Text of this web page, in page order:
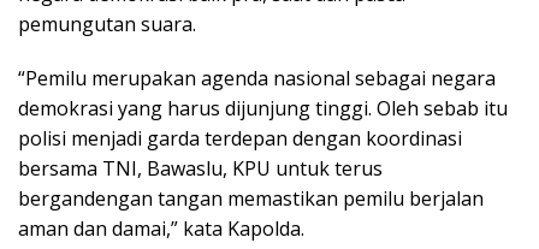
pemungutan suara.
“Pemilu merupakan agenda nasional sebagai negara
demokrasi yang harus dijunjung tinggi. Oleh sebab itu
polisi menjadi garda terdepan dengan koordinasi
bersama TNI, Bawaslu, KPU untuk terus
bergandengan tangan memastikan pemilu berjalan
aman dan damai,” kata Kapolda.